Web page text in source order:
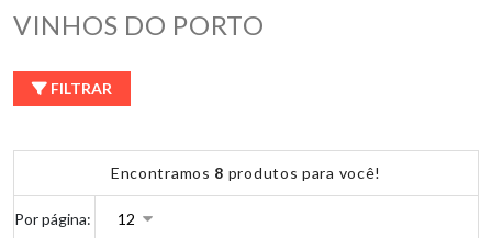
VINHOS DO PORTO
FILTRAR
Encontramos 8 produtos para você!
Por página: